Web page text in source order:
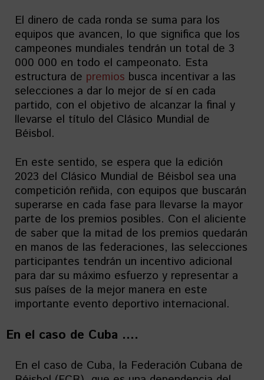
El dinero de cada ronda se suma para los
equipos que avancen, lo que significa que los
campeones mundiales tendrán un total de 3
000 000 en todo el campeonato. Esta
estructura de premios busca incentivar a las
selecciones a dar lo mejor de sí en cada
partido, con el objetivo de alcanzar la final y
llevarse el título del Clásico Mundial de
Béisbol.
En este sentido, se espera que la edición
2023 del Clásico Mundial de Béisbol sea una
competición reñida, con equipos que buscarán
superarse en cada fase para llevarse la mayor
parte de los premios posibles. Con el aliciente
de saber que la mitad de los premios quedarán
en manos de las federaciones, las selecciones
participantes tendrán un incentivo adicional
para dar su máximo esfuerzo y representar a
sus países de la mejor manera en este
importante evento deportivo internacional.
En el caso de Cuba ….
En el caso de Cuba, la Federación Cubana de